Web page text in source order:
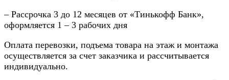
– Рассрочка 3 до 12 месяцев от «Тинькофф Банк»,
оформляется 1 – 3 рабочих дня
Оплата перевозки, подъема товара на этаж и монтажа
осуществляется за счет заказчика и рассчитывается
индивидуально.